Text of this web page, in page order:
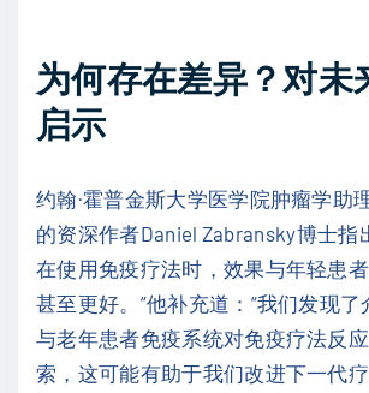
为何存在差异？对未
启示
约翰·霍普金斯大学医学院肿瘤学助
的资深作者Daniel Zabransky博士指
在使用免疫疗法时，效果与年轻患
甚至更好。”他补充道：“我们发现
与老年患者免疫系统对免疫疗法反
索，这可能有助于我们改进下一代